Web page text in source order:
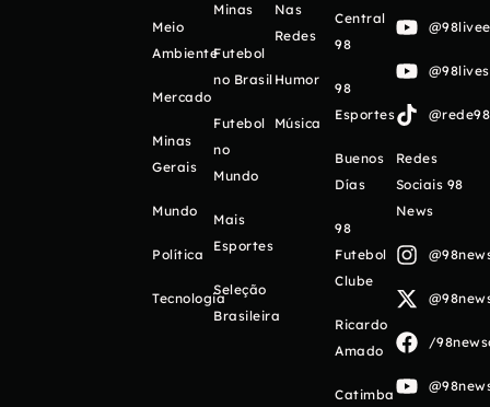
Meio
Ambiente
Mercado
Minas
Gerais
Mundo
Política
Tecnologia
Minas
Futebol
no Brasil
Futebol
no
Mundo
Mais
Esportes
Seleção
Brasileira
Nas
Redes
Humor
Música
Central
98
98
Esportes
Buenos
Días
98
Futebol
Clube
Ricardo
Amado
Catimba
Redes
Sociais 98
News
/